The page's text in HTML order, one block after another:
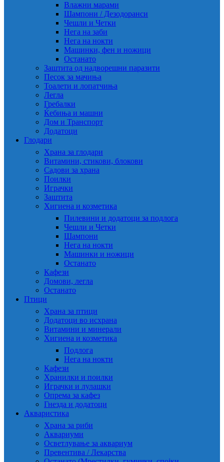
Влажни марами
Шампони / Дезодоранси
Чешли и Четки
Нега на заби
Нега на нокти
Машинки, фен и ножици
Останато
Заштита од надворешни паразити
Песок за мачиња
Тоалети и лопатчиња
Легла
Гребалки
Ќебиња и машни
Дом и Транспорт
Додатоци
Глодари
Храна за глодари
Витамини, стикови, блокови
Садови за храна
Поилки
Играчки
Заштита
Хигиена и козметика
Пилевини и додатоци за подлога
Чешли и Четки
Шампони
Нега на нокти
Машинки и ножици
Останато
Кафези
Домови, легла
Останато
Птици
Храна за птици
Додатоци во исхрана
Витамини и минерали
Хигиена и козметика
Подлога
Нега на нокти
Кафези
Хранилки и поилки
Играчки и лулашки
Опрема за кафез
Гнезда и додатоци
Акваристика
Храна за риби
Аквариуми
Осветлување за аквариум
Превентива / Лекарства